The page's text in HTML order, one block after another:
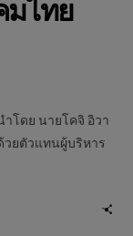
มไทย
โดย นายโคจิ อิวา
วยตัวแทนผู้บริหาร